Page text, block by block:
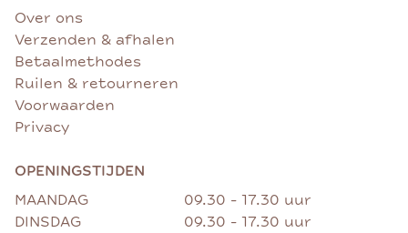
Over ons
Verzenden & afhalen
Betaalmethodes
Ruilen & retourneren
Voorwaarden
Privacy
OPENINGSTIJDEN
MAANDAG
09.30 - 17.30 uur
DINSDAG
09.30 - 17.30 uur